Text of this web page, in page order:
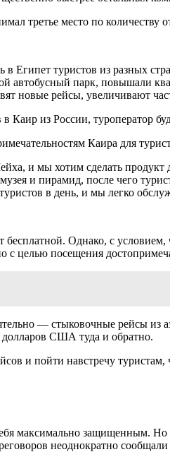
третье место по количеству
Египет туристов из разных
автобусный парк, повышали
новые рейсы, увеличивают
Каир из России, туроператор
Каира для
и мы хотим сделать продукт
и пирамид, после чего
в день, и мы легко
Однако, с условием,
с целью посещения
— стыковочные рейсы из
долларов США туда и обратно.
и пойти навстречу
максимально защищенным.
неоднократно